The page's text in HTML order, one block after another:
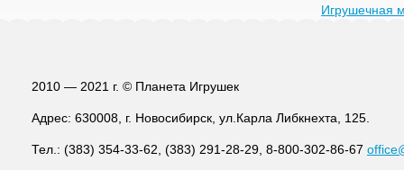
Игрушечная
2010 — 2021 г. © Планета Игрушек
Адрес: 630008, г. Новосибирск, ул.Карла Либкнехта, 125.
Тел.: (383) 354-33-62, (383) 291-28-29, 8-800-302-86-67